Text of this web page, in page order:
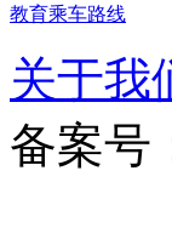
教育乘车路线
关于我
备案号